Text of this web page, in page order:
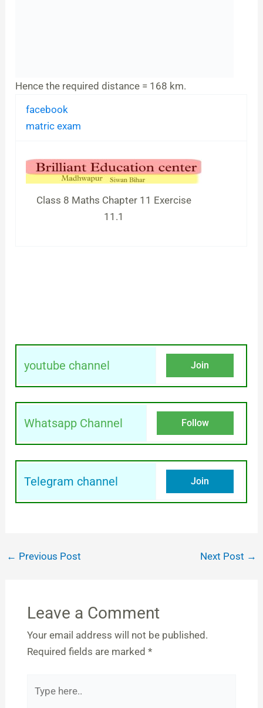
Hence the required distance = 168 km.
facebook
matric exam
Class 8 Maths Chapter 11 Exercise
11.1
youtube channel Join
Whatsapp Channel Follow
Telegram channel Join
← Previous Post Next Post →
Leave a Comment
Your email address will not be published.
Required fields are marked *
here..